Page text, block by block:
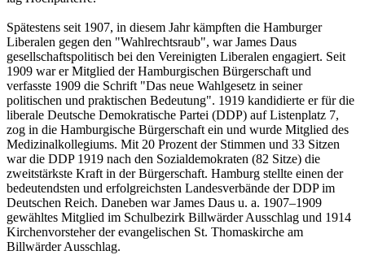
Spätestens seit 1907, in diesem Jahr kämpften die Hamburger
Liberalen gegen den "Wahlrechtsraub", war James Daus
gesellschaftspolitisch bei den Vereinigten Liberalen engagiert. Seit
1909 war er Mitglied der Hamburgischen Bürgerschaft und
verfasste 1909 die Schrift "Das neue Wahlgesetz in seiner
politischen und praktischen Bedeutung". 1919 kandidierte er für die
liberale Deutsche Demokratische Partei (DDP) auf Listenplatz 7,
zog in die Hamburgische Bürgerschaft ein und wurde Mitglied des
Medizinalkollegiums. Mit 20 Prozent der Stimmen und 33 Sitzen
war die DDP 1919 nach den Sozialdemokraten (82 Sitze) die
zweitstärkste Kraft in der Bürgerschaft. Hamburg stellte einen der
bedeutendsten und erfolgreichsten Landesverbände der DDP im
Deutschen Reich. Daneben war James Daus u. a. 1907–1909
gewähltes Mitglied im Schulbezirk Billwärder Ausschlag und 1914
Kirchenvorsteher der evangelischen St. Thomaskirche am
Billwärder Ausschlag.